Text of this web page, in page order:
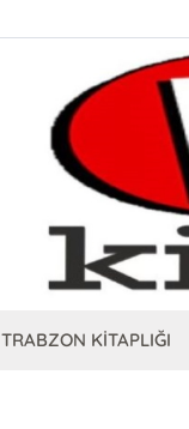
TRABZON KİTAPLIĞI